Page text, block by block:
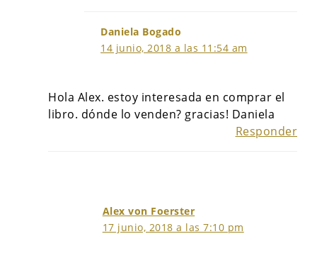
Daniela Bogado
14 junio, 2018 a las 11:54 am
Hola Alex. estoy interesada en comprar el
libro. dónde lo venden? gracias! Daniela
Responder
Alex von Foerster
17 junio, 2018 a las 7:10 pm